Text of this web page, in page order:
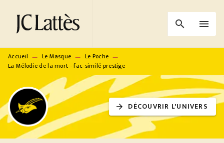
MENU RECHERCHE
PIED DE PAGE
search menu
Accueil — Le Masque — Le Poche —
La Mélodie de la mort - fac-similé prestige
arrow_forward DÉCOUVRIR L'UNIVERS